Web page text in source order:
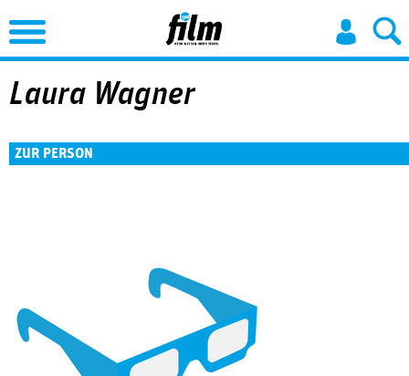
Jump to Navigation
Laura Wagner
ZUR PERSON